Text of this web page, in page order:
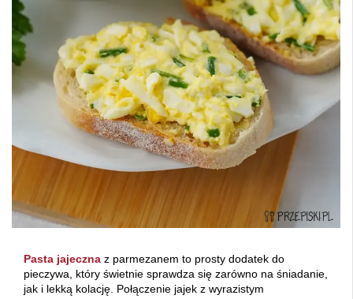
Pasta jajeczna z parmezanem to prosty dodatek do
pieczywa, który świetnie sprawdza się zarówno na śniadanie,
jak i lekką kolację. Połączenie jajek z wyrazistym